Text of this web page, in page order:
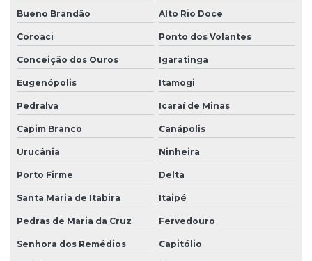
Bueno Brandão Alto Rio Doce
Coroaci Ponto dos Volantes
Conceição dos Ouros Igaratinga
Eugenópolis Itamogi
Pedralva Icaraí de Minas
Capim Branco Canápolis
Urucânia Ninheira
Porto Firme Delta
Santa Maria de Itabira Itaipé
Pedras de Maria da Cruz Fervedouro
Senhora dos Remédios Capitólio